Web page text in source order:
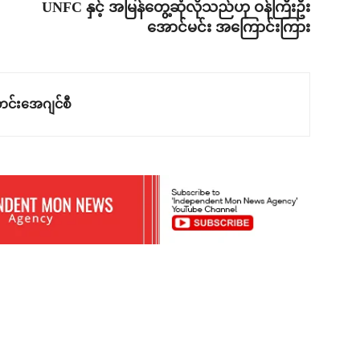
UNFC နှင့် အမြန်တွေ့ဆုံလိုသည်ဟု ဝန်ကြီးဦး
အောင်မင်း အကြောင်းကြား
အေဂျင်စီ